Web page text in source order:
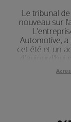
Le tribunal
nouveau sur
Automotive,
cet été et un
d'aujourd'hui
Michel
Actus